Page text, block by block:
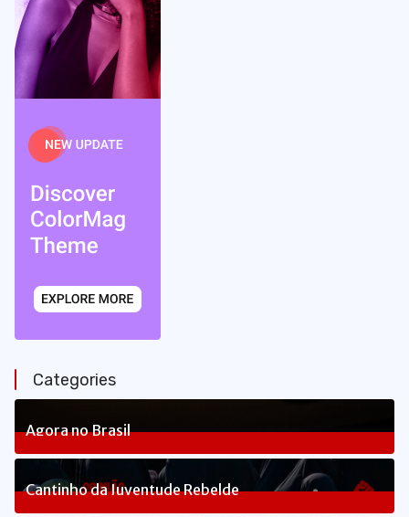
Categories
Agora no Brasil
238Posts
Cantinho da Juventude Rebelde